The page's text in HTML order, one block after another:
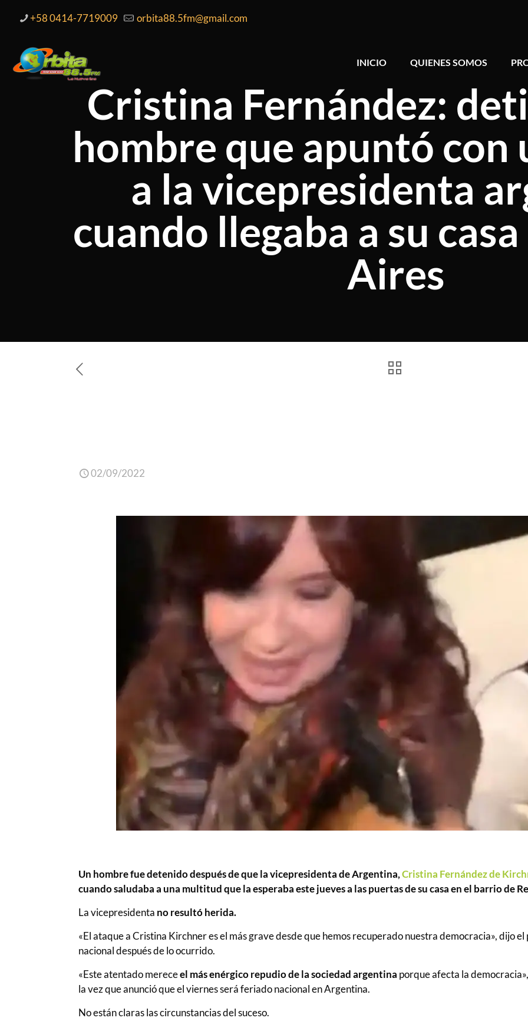
+58 0414-7719009 orbita88.5fm@gmail.com
INICIO QUIENES SOMOS
Cristina Fernández:
hombre que apuntó con
a la vicepresidenta
cuando llegaba a su
Aires
02/09/2022
Un hombre fue detenido después de que la vicepresidenta de Argentina,Cristina Fernández de
cuando saludaba a una multitud que la esperaba este jueves a las puertas de su casa en el barrio de
La vicepresidenta no resultó herida.
«El ataque a Cristina Kirchner es el más grave desde que hemos recuperado nuestra democracia», dijo
nacional después de lo ocurrido.
«Este atentado mereceel más enérgico repudio de la sociedad argentina porque afecta la
la vez que anunció que el viernes será feriado nacional en Argentina.
No están claras las circunstancias del suceso.